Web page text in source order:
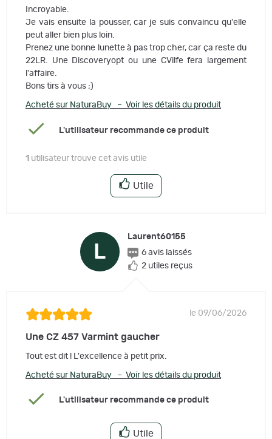
Incroyable.
Je vais ensuite la pousser, car je suis convaincu qu'elle
peut aller bien plus loin.
Prenez une bonne lunette à pas trop cher, car ça reste du
22LR. Une Discoveryopt ou une CVilfe fera largement
l'affaire.
Bons tirs à vous ;)
Acheté sur NaturaBuy – Voir les détails du produit
L'utilisateur recommande ce produit
1 utilisateur trouve cet avis utile
Utile
L
Laurent60155
6 avis laissés
2 utiles reçus
le 09/06/2026
Une CZ 457 Varmint gaucher
Tout est dit ! L'excellence à petit prix.
Acheté sur NaturaBuy – Voir les détails du produit
L'utilisateur recommande ce produit
Utile